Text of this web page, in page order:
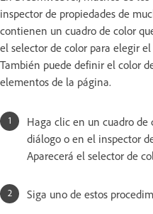
inspector de propiedades de
contienen un cuadro de color
el selector de color para elegir
También puede definir el color
elementos de la página.
Haga clic en un cuadro
diálogo o en el inspector
Aparecerá el selector de
Siga uno de estos